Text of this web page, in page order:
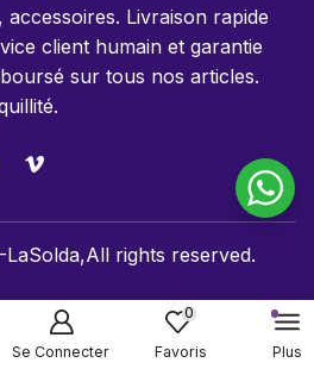
Livraison rapide
client humain et garantie
sur tous nos articles.
rights reserved.
Se Connecter
0
Favoris Plus